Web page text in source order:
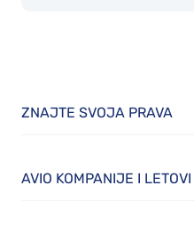
ZNAJTE SVOJA PRAVA
AVIO KOMPANIJE I LETOVI